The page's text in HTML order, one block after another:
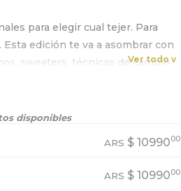
para elegir cual tejer. Para
edición te va a asombrar con
sweaters, técnicas de cambio
modelos bien modernos
Ver todo v
disponibles
ARS $ 1099000
ARS $ 1099000